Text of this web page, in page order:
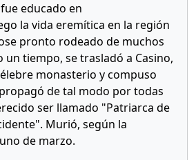
educado en
la vida eremítica en la región
pronto rodeado de muchos
un tiempo, se trasladó a Casino,
monasterio y compuso
de tal modo por todas
ser llamado "Patriarca de
Murió, según la
de marzo.